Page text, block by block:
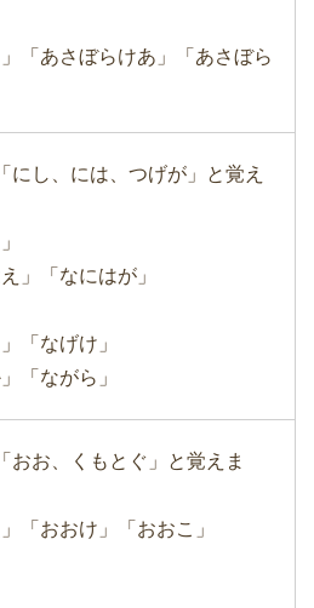
」「あさぼらけあ」「あさぼら
にし、には、つげが」と覚え
」「なにはが」
「なげけ」
「ながら」
おお、くもとぐ」と覚えま
」「おおけ」「おおこ」